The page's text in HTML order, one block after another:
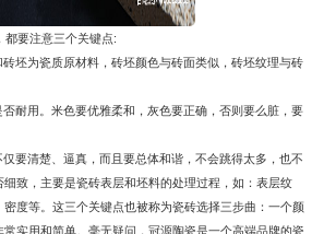
都要注意三个关键点:
砖坯为瓷质原材料，砖坯颜色与砖面类似，砖坯纹理与砖
耐用。米色要优雅柔和，灰色要正确，否则要么脏，要
要清楚、逼真，而且要总体和谐，不会跳得太多，也不
致，主要是瓷砖表层和坯料的处理过程，如：表层纹
度等。这三个关键点也被称为瓷砖选择三步曲：一个颜
实用和简单。毫无疑问， 冠源陶瓷是一个高端品牌的瓷